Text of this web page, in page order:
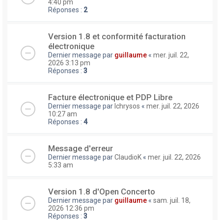
4:40 pm
Réponses : 2
Version 1.8 et conformité facturation
électronique
Dernier message par guillaume « mer. juil. 22,
2026 3:13 pm
Réponses : 3
Facture électronique et PDP Libre
Dernier message par lchrysos « mer. juil. 22, 2026
10:27 am
Réponses : 4
Message d'erreur
Dernier message parClaudioK « mer. juil. 22, 2026
5:33 am
Version 1.8 d'Open Concerto
Dernier message par guillaume « sam. juil. 18,
2026 12:36 pm
Réponses : 3